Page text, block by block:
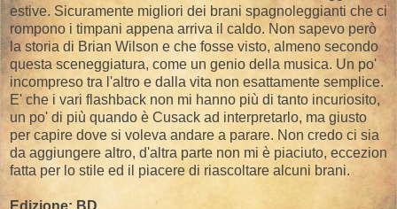
estive. Sicuramente migliori dei brani spagnoleggianti che ci
rompono i timpani appena arriva il caldo. Non sapevo però
la storia di Brian Wilson e che fosse visto, almeno secondo
questa sceneggiatura, come un genio della musica. Un po'
incompreso tra l'altro e dalla vita non esattamente semplice.
E' che i vari flashback non mi hanno più di tanto incuriosito,
un po' di più quando è Cusack ad interpretarlo, ma giusto
per capire dove si voleva andare a parare. Non credo ci sia
da aggiungere altro, d'altra parte non mi è piaciuto, eccezion
fatta per lo stile ed il piacere di riascoltare alcuni brani.
Edizione: BD